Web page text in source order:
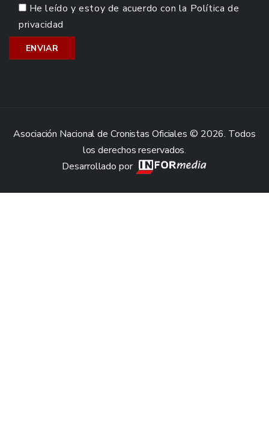
He leído y estoy de acuerdo con la Política de
privacidad
Asociación Nacional de Cronistas Oficiales © 2026. Todos
los derechos reservados.
Desarrollado por